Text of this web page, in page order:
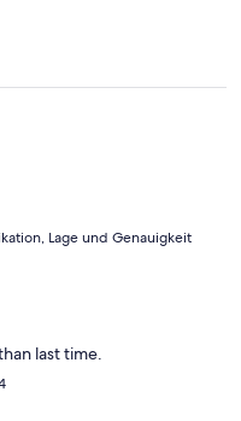
Lage und Genauigkeit
last time.